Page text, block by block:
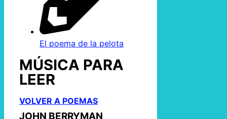
El poema de la pelota
MÚSICA PARA
LEER
VOLVER A POEMAS
JOHN BERRYMAN